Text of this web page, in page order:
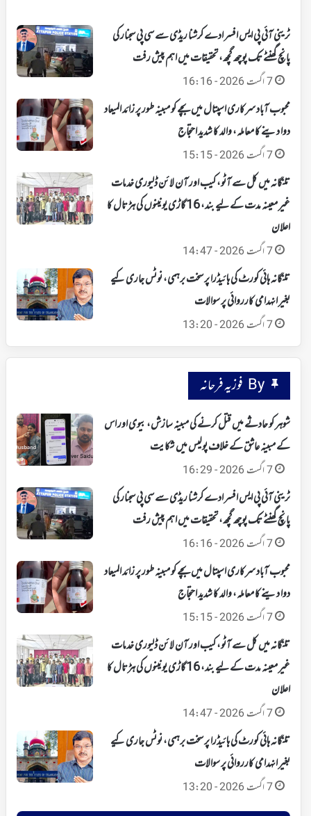
ٹرینی آئی پی ایس افسر ادے کرشنا ریڈی سے سی پی سجنار کی
پانچ گھنٹے تک پوچھ گچھ، تحقیقات میں اہم پیش رفت
7 اگست 2026 - 16:16
محبوب آباد سرکاری اسپتال میں بچے کو مبینہ طور پر زائد المیعاد
دوا دینے کا معاملہ، والد کا شدید احتجاج
7 اگست 2026 - 15:15
تلنگانہ میں کل سے آٹو، کیب اور آن لائن ڈلیوری خدمات
غیر معینہ مدت کے لیے بند، 16 گاڑی یونینوں کی ہڑتال کا
اعلان
7 اگست 2026 - 14:47
تلنگانہ ہائی کورٹ کی ہائیڈرا پر سخت برہمی، نوٹس جاری کیے
بغیر انہدامی کارروائی پر سوالات
7 اگست 2026 - 13:20
By فوزیہ فرحانہ
شوہر کو حادثے میں قتل کرنے کی مبینہ سازش، بیوی اور اس
کے مبینہ عاشق کے خلاف پولیس میں شکایت
7 اگست 2026 - 16:29
ٹرینی آئی پی ایس افسر ادے کرشنا ریڈی سے سی پی سجنار کی
پانچ گھنٹے تک پوچھ گچھ، تحقیقات میں اہم پیش رفت
7 اگست 2026 - 16:16
محبوب آباد سرکاری اسپتال میں بچے کو مبینہ طور پر زائد المیعاد
دوا دینے کا معاملہ، والد کا شدید احتجاج
7 اگست 2026 - 15:15
تلنگانہ میں کل سے آٹو، کیب اور آن لائن ڈلیوری خدمات
غیر معینہ مدت کے لیے بند، 16 گاڑی یونینوں کی ہڑتال کا
اعلان
7 اگست 2026 - 14:47
تلنگانہ ہائی کورٹ کی ہائیڈرا پر سخت برہمی، نوٹس جاری کیے
بغیر انہدامی کارروائی پر سوالات
7 اگست 2026 - 13:20